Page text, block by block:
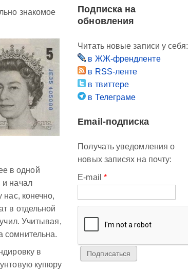
знакомое
в одной
и начал
нас, конечно,
в отдельной
Учитывая,
сомнительна.
в
купюру
Подписка на
обновления
Читать новые записи у себя:
в ЖЖ-френдленте
в RSS-ленте
в твиттере
в Телеграме
Email-подписка
Получать уведомления о
новых записях на почту:
E-mail *